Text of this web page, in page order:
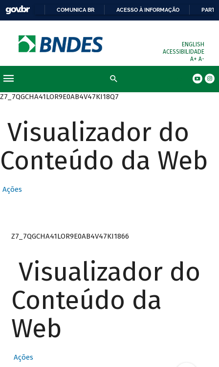
COMUNICA BR ACESSO À INFORMAÇÃO
ENGLISH
ACESSIBILIDADE
A+ A-
Z7_7QGCHA41LOR9E0AB4V47KI18Q7
Visualizador do
Conteúdo da Web
Ações
Z7_7QGCHA41LOR9E0AB4V47KI1866
Visualizador do
Conteúdo da
Web
Ações